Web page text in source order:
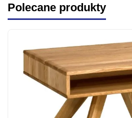
Polecane produkty